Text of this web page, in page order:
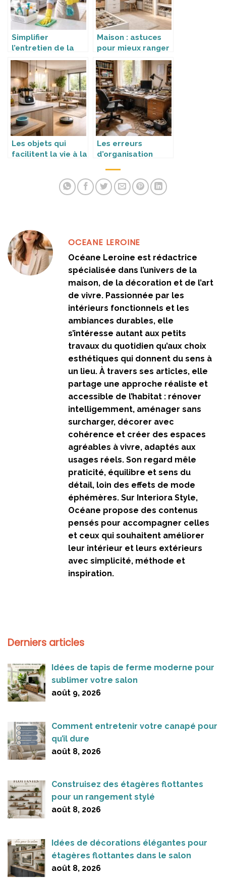
Simplifier
l’entretien de la
maison
Maison : astuces
pour mieux ranger
Les objets qui
facilitent la vie à la
Les erreurs
d’organisation
OCEANE LEROINE
Océane Leroine est rédactrice
spécialisée dans l’univers de la
maison, de la décoration et de l’art
de vivre. Passionnée par les
intérieurs fonctionnels et les
ambiances durables, elle
s’intéresse autant aux petits
travaux du quotidien qu’aux choix
esthétiques qui donnent du sens à
un lieu. À travers ses articles, elle
partage une approche réaliste et
accessible de l’habitat : rénover
intelligemment, aménager sans
surcharger, décorer avec
cohérence et créer des espaces
agréables à vivre, adaptés aux
usages réels. Son regard mêle
praticité, équilibre et sens du
détail, loin des effets de mode
éphémères. Sur Interiora Style,
Océane propose des contenus
pensés pour accompagner celles
et ceux qui souhaitent améliorer
leur intérieur et leurs extérieurs
avec simplicité, méthode et
inspiration.
Derniers articles
Idées de tapis de ferme moderne pour
sublimer votre salon
août 9, 2026
Comment entretenir votre canapé pour
qu’il dure
août 8, 2026
Construisez des étagères flottantes
pour un rangement stylé
août 8, 2026
Idées de décorations élégantes pour
étagères flottantes dans le salon
août 8, 2026